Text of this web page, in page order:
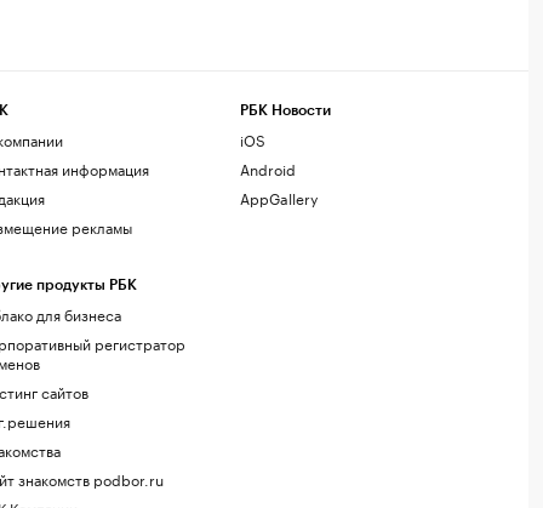
информация
рекламы
продукты РБК
для бизнеса
регистратор
сайтов
знакомств podbor.ru
РБК Новости
iOS
Android
AppGallery